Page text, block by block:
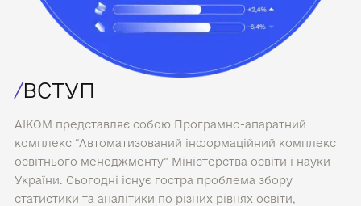
/ВСТУП
АІКОМ представляє собою Програмно-апаратний
комплекс “Автоматизований інформаційний комплекс
освітнього менеджменту” Міністерства освіти і науки
України. Сьогодні існує гостра проблема збору
статистики та аналітики по різних рівнях освіти,